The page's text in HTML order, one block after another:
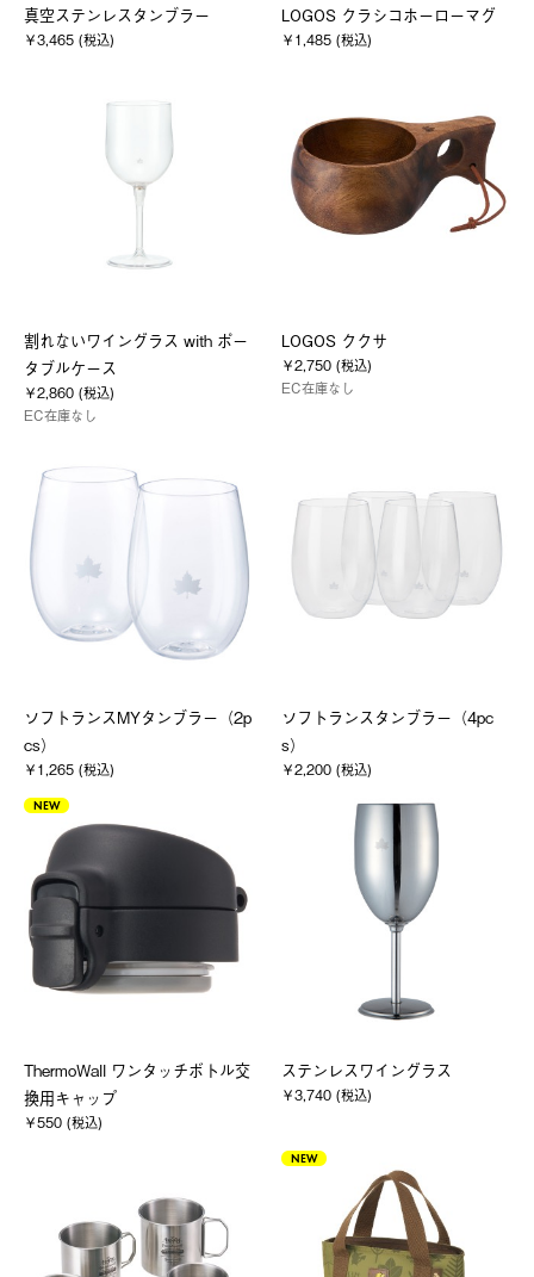
真空ステンレスタンブラー
￥3,465 (税込)
LOGOS クラシコホーローマグ
￥1,485 (税込)
割れないワイングラス with ポー
タブルケース
￥2,860 (税込)
EC在庫なし
LOGOS ククサ
￥2,750 (税込)
EC在庫なし
ソフトランスMYタンブラー（2p
cs）
￥1,265 (税込)
ソフトランスタンブラー（4pc
s）
￥2,200 (税込)
NEW
ThermoWall ワンタッチボトル交
換用キャップ
￥550 (税込)
ステンレスワイングラス
￥3,740 (税込)
NEW